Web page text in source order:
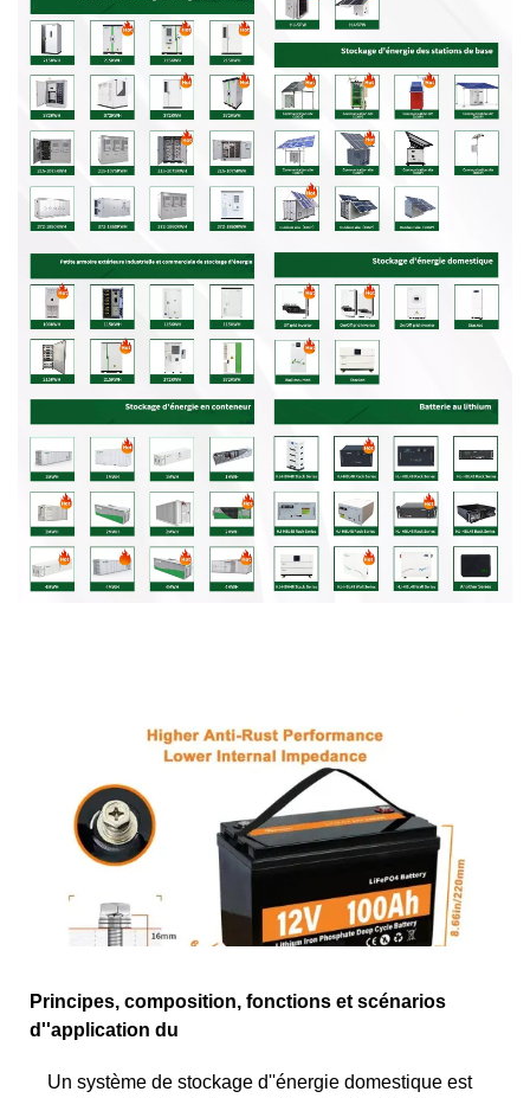
Principes, composition, fonctions et scénarios
d''application du
Un système de stockage d''énergie domestique est